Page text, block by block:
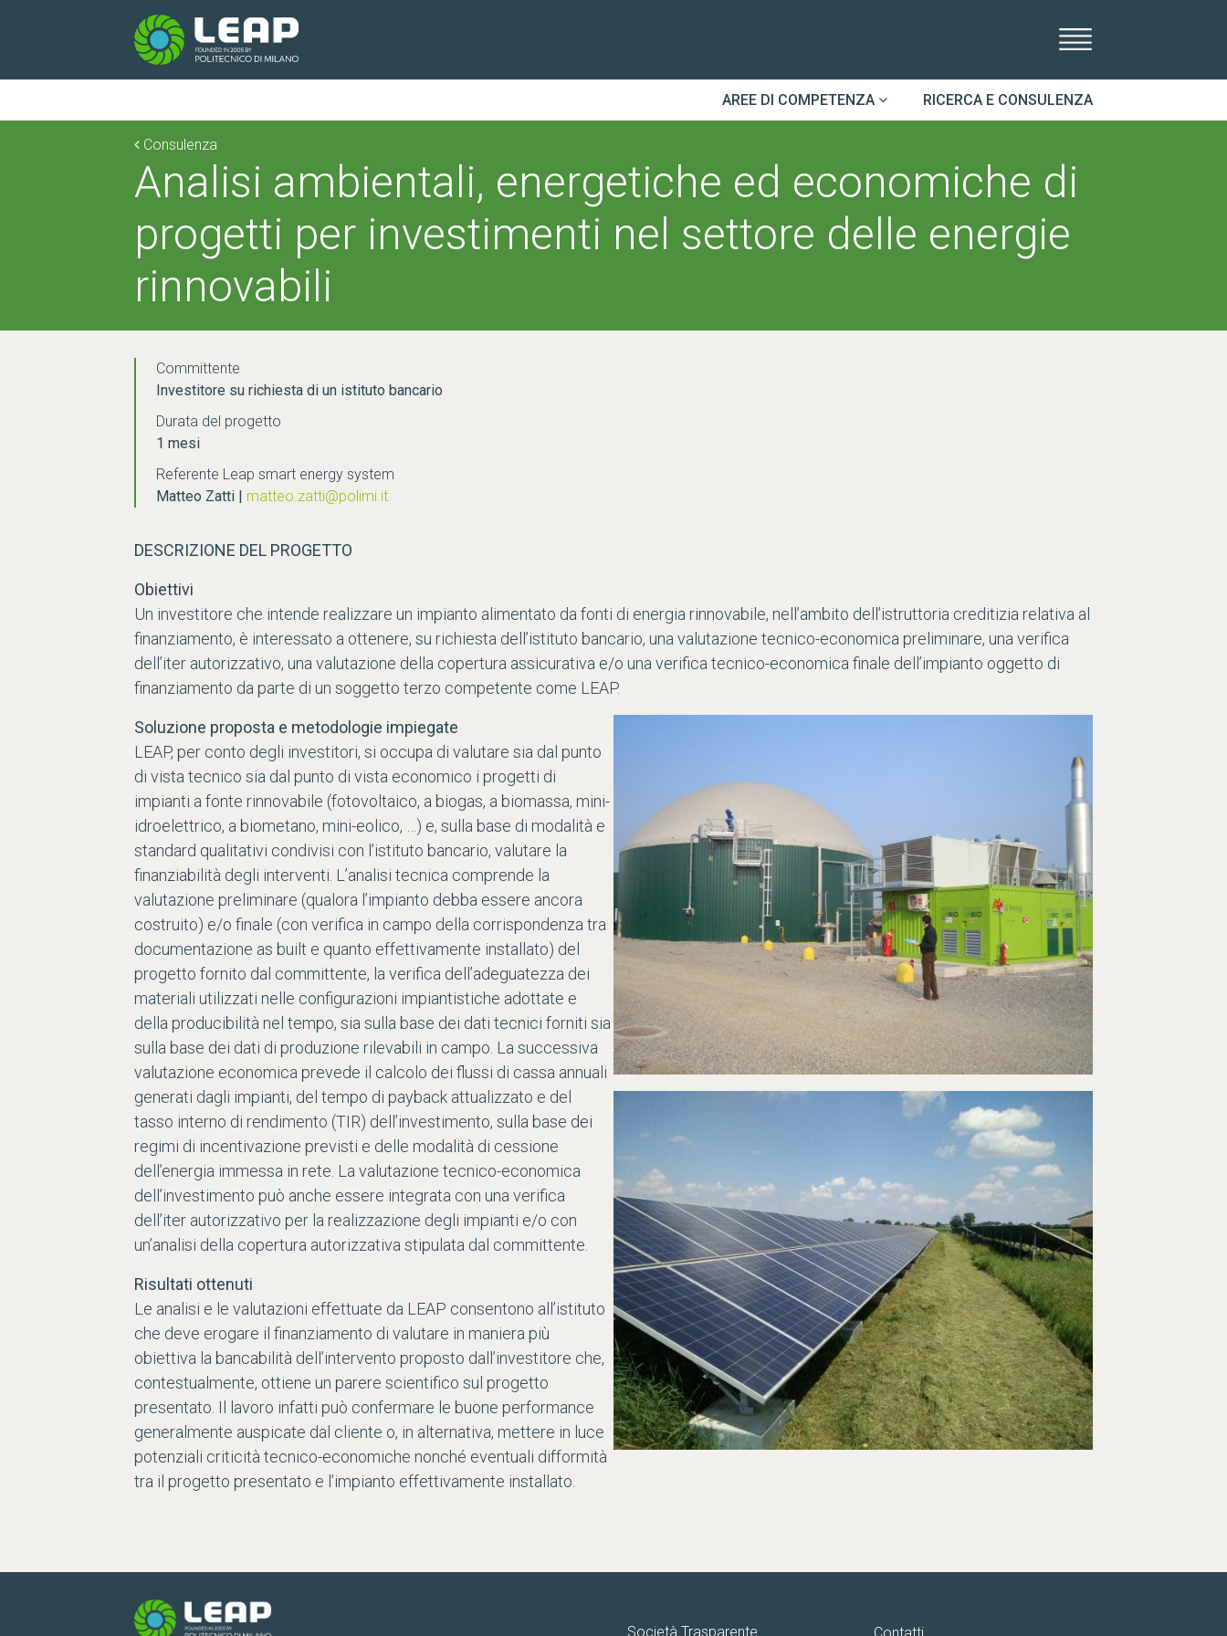
AREE DI COMPETENZA RICERCA E CONSULENZA
Consulenza
Analisi ambientali, energetiche ed economiche di
progetti per investimenti nel settore delle energie
rinnovabili
Committente
Investitore su richiesta di un istituto bancario
Durata del progetto
1 mesi
Referente Leap smart energy system
Matteo Zatti | matteo.zatti@polimi.it
DESCRIZIONE DEL PROGETTO
Obiettivi
Un investitore che intende realizzare un impianto alimentato da fonti di energia rinnovabile, nell’ambito dell’istruttoria creditizia relativa al
finanziamento, è interessato a ottenere, su richiesta dell’istituto bancario, una valutazione tecnico-economica preliminare, una verifica
dell’iter autorizzativo, una valutazione della copertura assicurativa e/o una verifica tecnico-economica finale dell’impianto oggetto di
finanziamento da parte di un soggetto terzo competente come LEAP.
Soluzione proposta e metodologie impiegate
LEAP, per conto degli investitori, si occupa di valutare sia dal punto
di vista tecnico sia dal punto di vista economico i progetti di
impianti a fonte rinnovabile (fotovoltaico, a biogas, a biomassa, mini-
idroelettrico, a biometano, mini-eolico, …) e, sulla base di modalità e
standard qualitativi condivisi con l’istituto bancario, valutare la
finanziabilità degli interventi. L’analisi tecnica comprende la
valutazione preliminare (qualora l’impianto debba essere ancora
costruito) e/o finale (con verifica in campo della corrispondenza tra
documentazione as built e quanto effettivamente installato) del
progetto fornito dal committente, la verifica dell’adeguatezza dei
materiali utilizzati nelle configurazioni impiantistiche adottate e
della producibilità nel tempo, sia sulla base dei dati tecnici forniti sia
sulla base dei dati di produzione rilevabili in campo. La successiva
valutazione economica prevede il calcolo dei flussi di cassa annuali
generati dagli impianti, del tempo di payback attualizzato e del
tasso interno di rendimento (TIR) dell’investimento, sulla base dei
regimi di incentivazione previsti e delle modalità di cessione
dell’energia immessa in rete. La valutazione tecnico-economica
dell’investimento può anche essere integrata con una verifica
dell’iter autorizzativo per la realizzazione degli impianti e/o con
un’analisi della copertura autorizzativa stipulata dal committente.
Risultati ottenuti
Le analisi e le valutazioni effettuate da LEAP consentono all’istituto
che deve erogare il finanziamento di valutare in maniera più
obiettiva la bancabilità dell’intervento proposto dall’investitore che,
contestualmente, ottiene un parere scientifico sul progetto
presentato. Il lavoro infatti può confermare le buone performance
generalmente auspicate dal cliente o, in alternativa, mettere in luce
potenziali criticità tecnico-economiche nonché eventuali difformità
tra il progetto presentato e l’impianto effettivamente installato.
Società Trasparente